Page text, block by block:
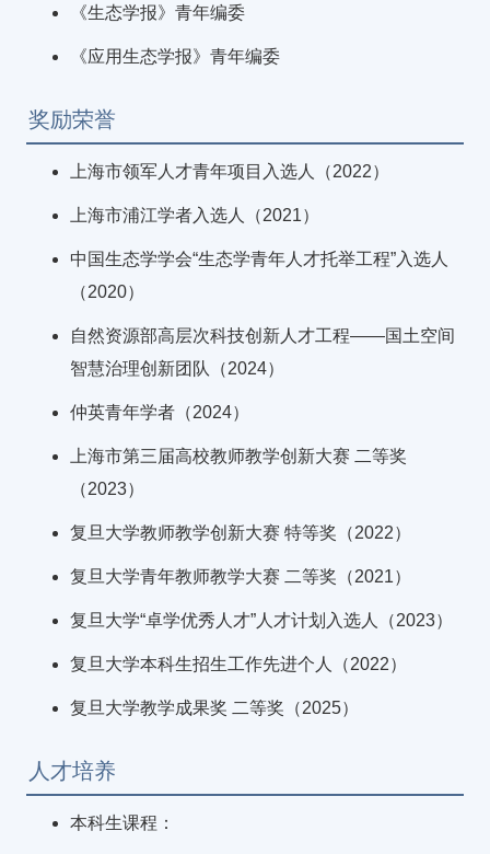
《生态学报》青年编委
《应用生态学报》青年编委
奖励荣誉
上海市领军人才青年项目入选人（2022）
上海市浦江学者入选人（2021）
中国生态学学会“生态学青年人才托举工程”入选人
（2020）
自然资源部高层次科技创新人才工程——国土空间
智慧治理创新团队（2024）
仲英青年学者（2024）
上海市第三届高校教师教学创新大赛 二等奖
（2023）
复旦大学教师教学创新大赛 特等奖（2022）
复旦大学青年教师教学大赛 二等奖（2021）
复旦大学“卓学优秀人才”人才计划入选人（2023）
复旦大学本科生招生工作先进个人（2022）
复旦大学教学成果奖 二等奖（2025）
人才培养
本科生课程：